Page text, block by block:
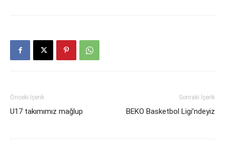
Önceki İçerik
U17 takımımız mağlup
Sonraki İçerik
BEKO Basketbol Ligi’ndeyiz